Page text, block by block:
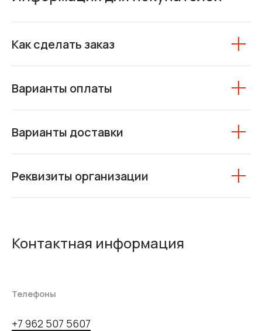
Как сделать заказ
Варианты оплаты
Варианты доставки
Реквизиты организации
Контактная информация
Телефоны
+7 962 507 5607